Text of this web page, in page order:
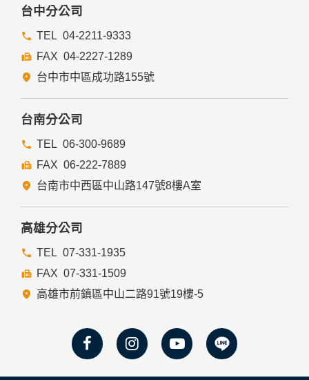
台中分公司
04-2211-9333
04-2227-1289
台中市中區成功路155號
台南分公司
06-300-9689
06-222-7889
台南市中西區中山路147號8樓A室
高雄分公司
07-331-1935
07-331-1509
高雄市前鎮區中山二路91號19樓-5